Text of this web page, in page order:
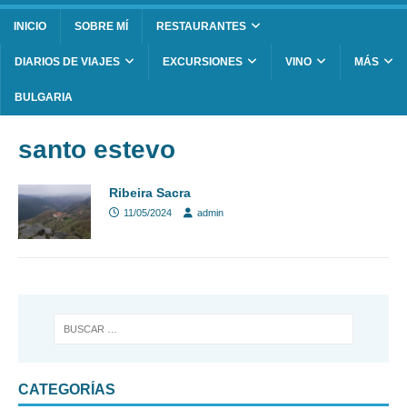
INICIO SOBRE MÍ RESTAURANTES
DIARIOS DE VIAJES EXCURSIONES VINO MÁS
BULGARIA
santo estevo
Ribeira Sacra
11/05/2024 admin
CATEGORÍAS